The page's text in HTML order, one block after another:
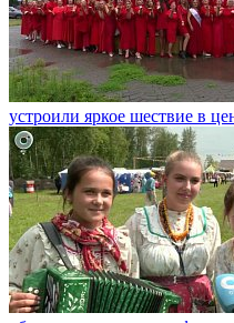
устроили яркое шествие в